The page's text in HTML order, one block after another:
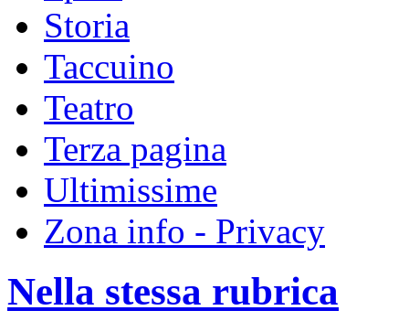
Storia
Taccuino
Teatro
Terza pagina
Ultimissime
Zona info - Privacy
Nella stessa rubrica